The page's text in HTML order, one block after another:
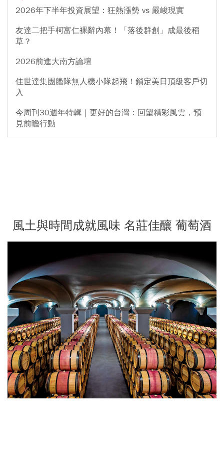
2026年下半年投資展望：狂熱漲勢 vs 嚴峻現實
友達二把手柯富仁裸辭內幕！「落後群創」成最後稻
草？
2026前進大南方論壇
佳世達集團艦隊無人機小隊起飛！鎖定美日頂級客戶切
入
今周刊30週年特輯｜更好的台灣：回望精彩風雲，預
見前瞻行動
風土與時間成就風味 名莊佳釀 葡萄酒